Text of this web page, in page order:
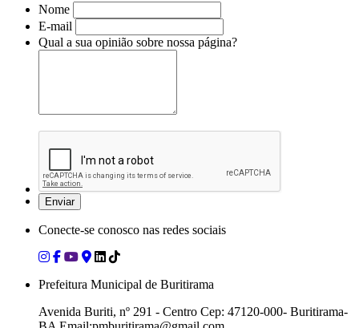
Nome
E-mail
Qual a sua opinião sobre nossa página?
Conecte-se conosco nas redes sociais
Prefeitura Municipal de Buritirama
Avenida Buriti, nº 291 - Centro Cep: 47120-000- Buritirama-